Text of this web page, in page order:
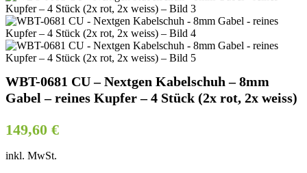
WBT-0681 CU – Nextgen Kabelschuh – 8mm
Gabel – reines Kupfer – 4 Stück (2x rot, 2x weiss)
149,60 €
inkl. MwSt.